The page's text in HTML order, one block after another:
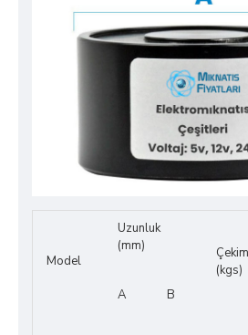
Model
Uzunluk
(mm)
Çekim
(kgs)
A
B